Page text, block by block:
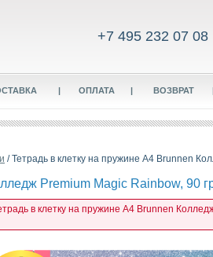
+7 495 232 07 08
| ОПЛАТА | ВОЗВРАТ
/ Тетрадь в клетку на пружине А4 Brunnen
Premium Magic Rainbow, 90
в клетку на пружине А4 Brunnen